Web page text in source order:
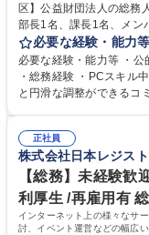
区】公益財団法人の総務人事業務／
部長1名、課長1名、メン
当者として業務を覚えて
ジションとして活躍いただくこと
プの業務内容】 ・人事
怠管理 ・官公庁への各種
管理 ・福利厚生関連 ・
業務全般 募集職種 【東京／文京区】公益財団法人の総務人事業務／年間
休日125日
必要な経験・能力等
必要な経験・能力等 ・
・総務経験 ・PCスキル
と円滑な調整ができるコミュ
正社員
株式会社日本レジス
【総務】未経験歓
利厚生 /再雇用有
インターネット上の様々なサ
討、イベント運営などの幅広